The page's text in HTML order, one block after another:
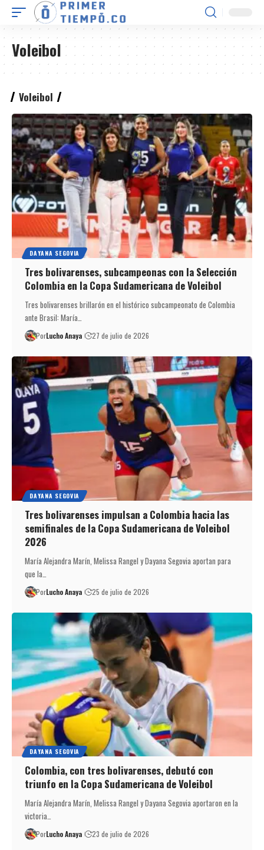
Voleibol
Voleibol
DAYANA SEGOVIA
Tres bolivarenses, subcampeonas con la Selección
Colombia en la Copa Sudamericana de Voleibol
Tres bolivarenses brillarón en el histórico subcampeonato de Colombia
ante Brasil: María…
PorLucho Anaya 27 de julio de 2026
DAYANA SEGOVIA
Tres bolivarenses impulsan a Colombia hacia las
semifinales de la Copa Sudamericana de Voleibol
2026
María Alejandra Marín, Melissa Rangel y Dayana Segovia aportan para
que la…
PorLucho Anaya 25 de julio de 2026
DAYANA SEGOVIA
Colombia, con tres bolivarenses, debutó con
triunfo en la Copa Sudamericana de Voleibol
María Alejandra Marín, Melissa Rangel y Dayana Segovia aportaron en la
victoria…
PorLucho Anaya 23 de julio de 2026